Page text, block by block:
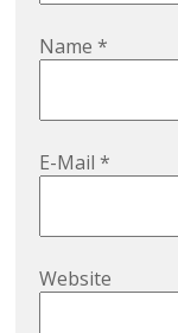
Name*
E-Mail*
Website